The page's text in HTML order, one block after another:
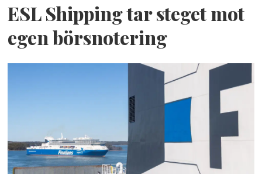
ESL Shipping tar steget mot
egen börsnotering